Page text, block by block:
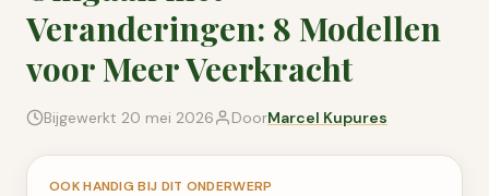
Veranderingen: 8 Modellen
voor Meer Veerkracht
Bijgewerkt 20 mei 2026 DoorMarcel Kupures
OOK HANDIG BIJ DIT ONDERWERP